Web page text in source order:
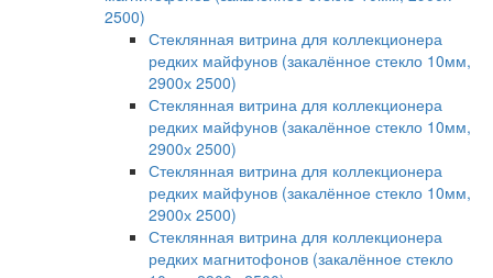
2500)
Стеклянная витрина для коллекционера
редких майфунов (закалённое стекло 10мм,
2900х 2500)
Стеклянная витрина для коллекционера
редких майфунов (закалённое стекло 10мм,
2900х 2500)
Стеклянная витрина для коллекционера
редких майфунов (закалённое стекло 10мм,
2900х 2500)
Стеклянная витрина для коллекционера
редких магнитофонов (закалённое стекло